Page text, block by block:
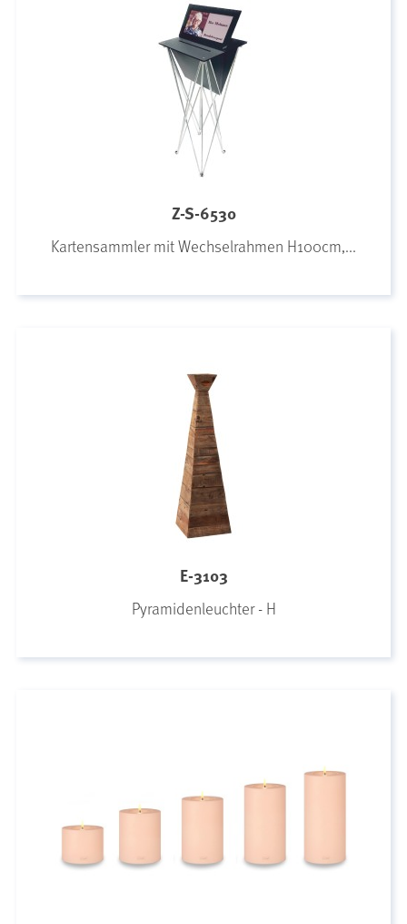
Z-S-6530
Kartensammler mit Wechselrahmen H100cm,...
E-3103
Pyramidenleuchter - H